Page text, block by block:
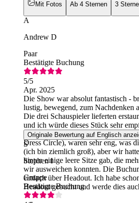
Mit Fotos Ab 4 Sternen 3 Sterne
A
Andrew D
Paar
Bestätigte Buchung
5/5
Apr. 2025
Die Show war absolut fantastisch -
lustig, bewegend, zum Nachdenken
Die drei Schauspieler lieferten
und ich würde dieses Stück sehr
ursprünglichen Sitze, die wir
Dress Circle), waren sehr eng, was
(ich bin ziemlich groß), aber wir
hinten einige leere Sitze gab, die
wir ausweichen konnten. Die
einfach über Headout. Ich habe
Headout gebucht und werde dies
Originale Bewertung auf Englisch
S
Stephen I
Gruppe
Bestätigte Buchung